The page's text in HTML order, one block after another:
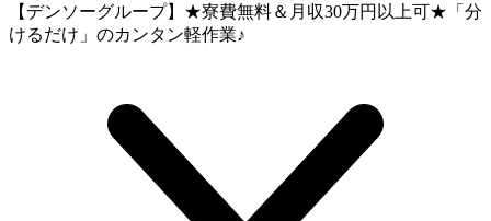
【デンソーグループ】★寮費無料＆月収30万円以上可★「分
けるだけ」のカンタン軽作業♪